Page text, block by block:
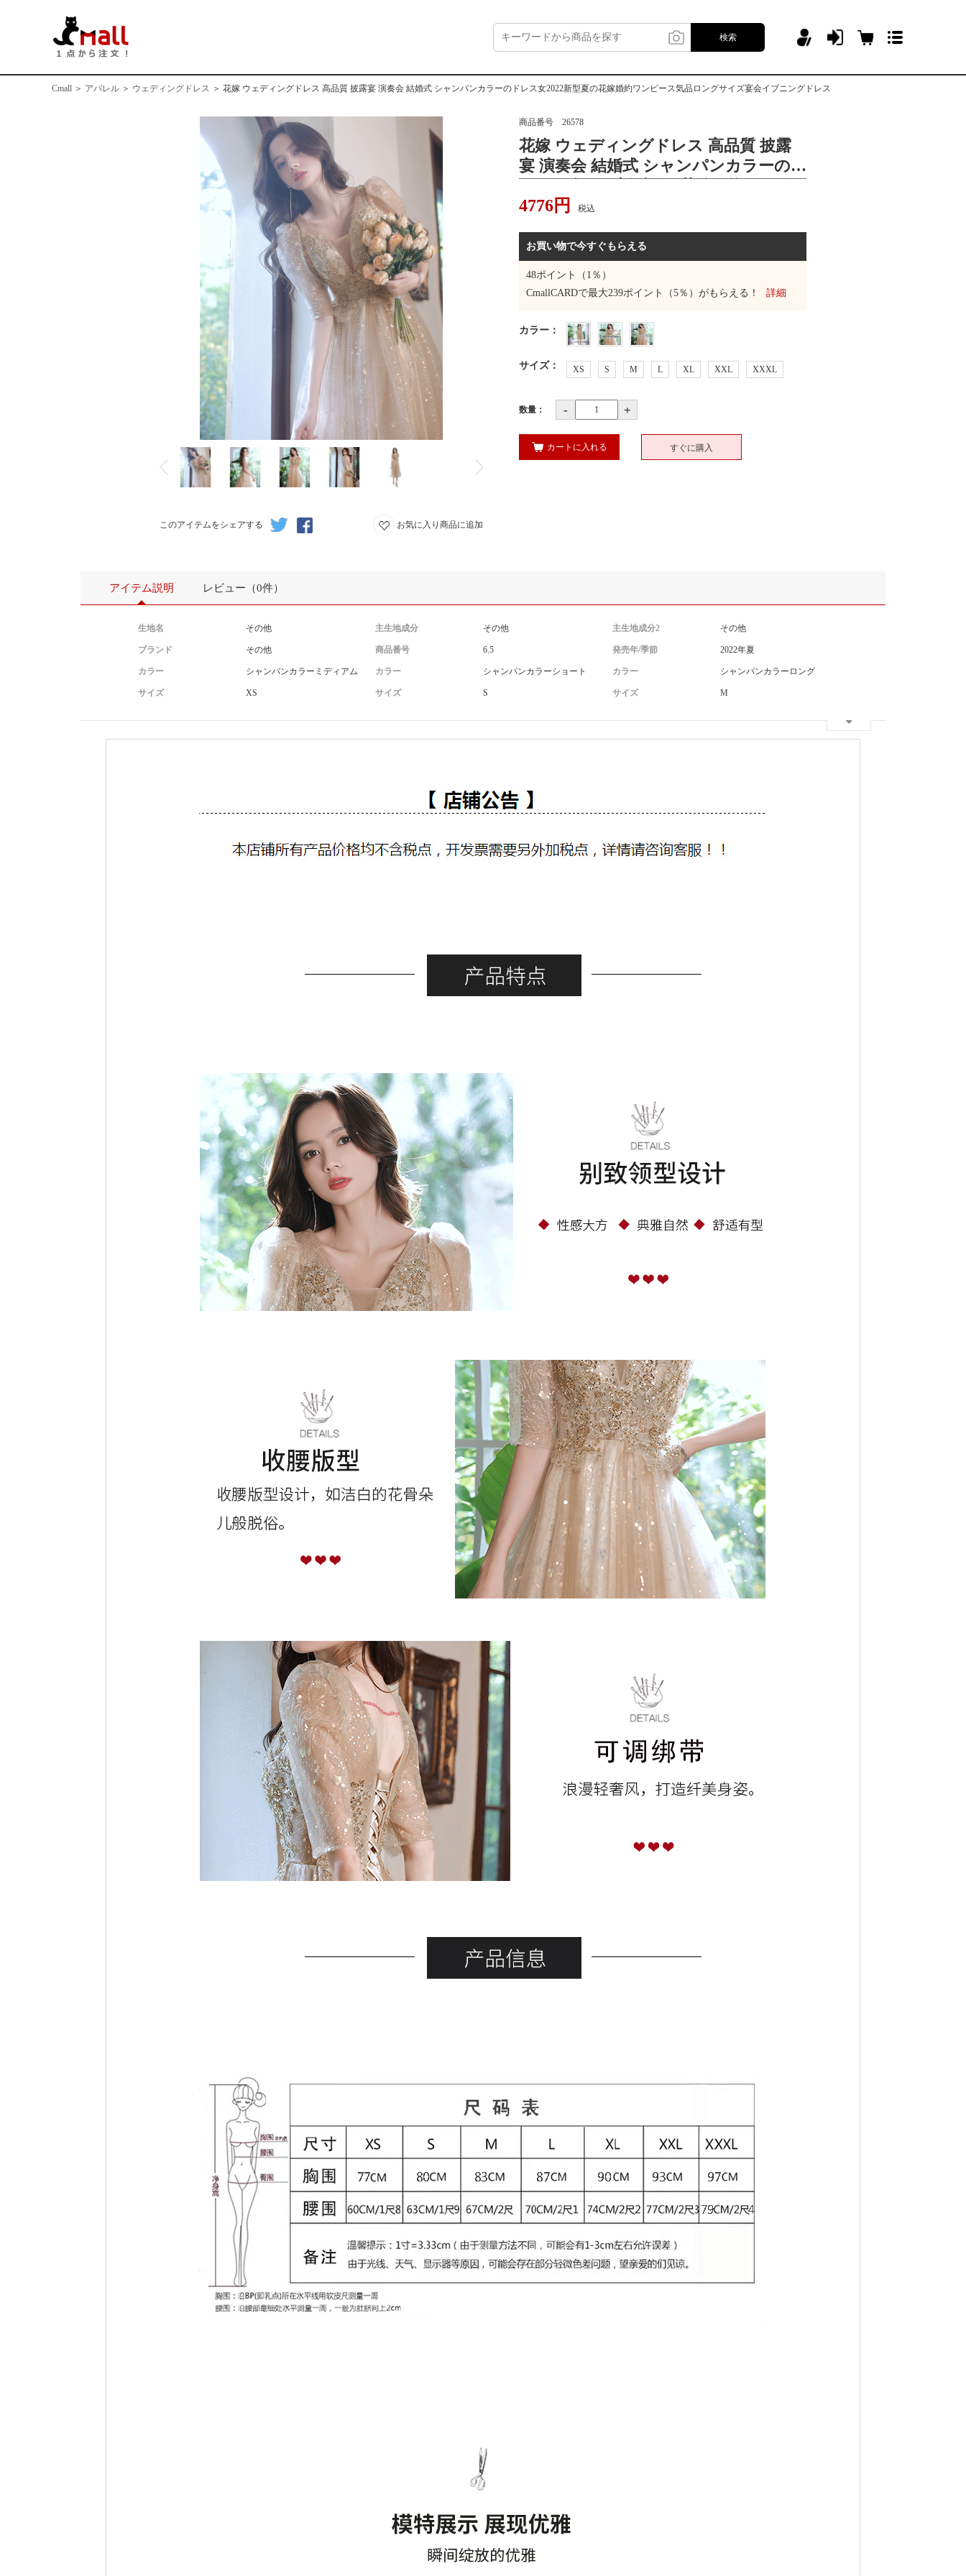
検索
Cmall ＞ アパレル ＞ ウェディングドレス ＞ 花嫁 ウェディングドレス 高品質 披露宴 演奏会 結婚式 シャンパンカラーのドレス女2022新型夏の花嫁婚約ワンピース気品ロングサイズ宴会イブニングドレス
このアイテムをシェアする お気に入り商品に追加
商品番号 26578
花嫁 ウェディングドレス 高品質 披露
宴 演奏会 結婚式 シャンパンカラーの
ース気品ロングサイズ宴会イブニング
4776円 税込
お買い物で今すぐもらえる
48ポイント（1％）
CmallCARDで最大239ポイント（5％）がもらえる！ 詳細
カラー ：
サイズ： XS S M L XL XXL XXXL
数量： - +
カートに入れる すぐに購入
アイテム説明 レビュー（0件）
生地名 その他 主生地成分 その他 主生地成分2 その他
ブランド その他 商品番号 6.5 発売年/季節 2022年夏
カラー シャンパンカラーミディアム カラー シャンパンカラーショート カラー シャンパンカラーロング
サイズ XS サイズ S サイズ M